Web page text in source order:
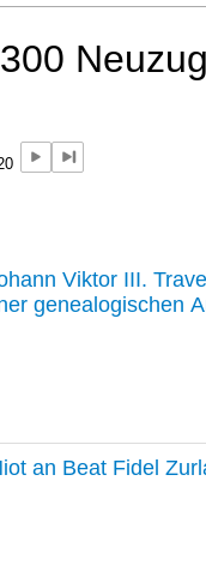
Viktor III.
genealogischen
an Beat Fidel